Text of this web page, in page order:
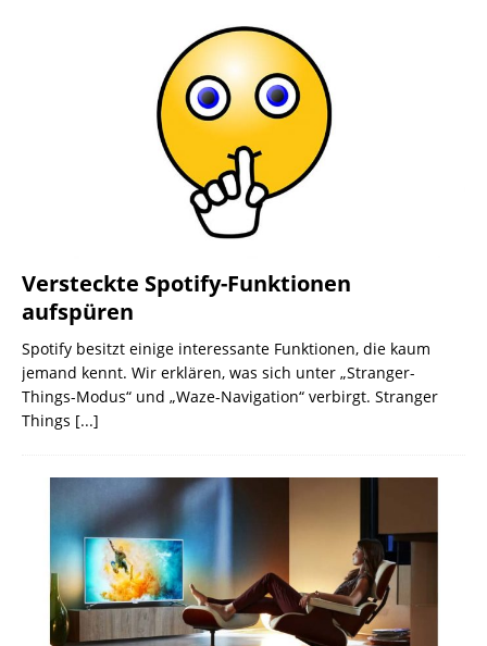
Versteckte Spotify-Funktionen
aufspüren
Spotify besitzt einige interessante Funktionen, die kaum
jemand kennt. Wir erklären, was sich unter „Stranger-
Things-Modus“ und „Waze-Navigation“ verbirgt. Stranger
Things [...]